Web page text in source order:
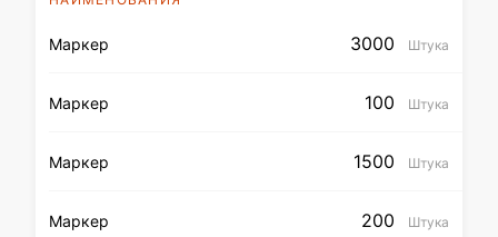
Маркер 3000 Штука
Маркер 100 Штука
Маркер 1500 Штука
Маркер 200 Штука